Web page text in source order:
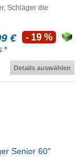
Schläger die
€
*
- 19 %
Details auswählen
Senior 60"